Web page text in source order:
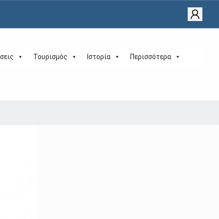
Τουρισμός Ιστορία Περισσότερα